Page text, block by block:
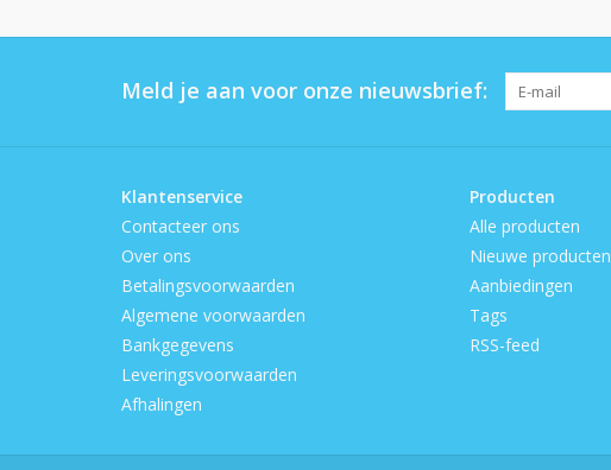
Meld je aan voor onze nieuwsbrief:
Klantenservice
Contacteer ons
Over ons
Betalingsvoorwaarden
Algemene voorwaarden
Bankgegevens
Leveringsvoorwaarden
Afhalingen
Producten
Alle producten
Nieuwe producten
Aanbiedingen
Tags
RSS-feed